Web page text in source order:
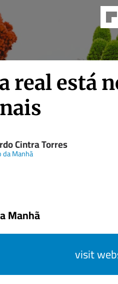
real está
Cintra Torres
da Manhã
Manhã
visit